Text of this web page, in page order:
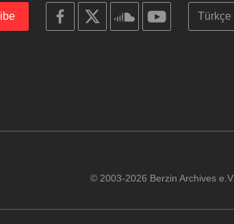
on
facebook
on
on
soundcloudyoutube
© 2003-2026 Berzin Archives e.V.